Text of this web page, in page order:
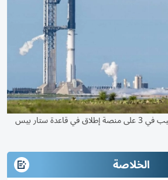
مركبة سبيس إكس ستار شيب في 3 على منصة إطلاق في قاعدة ستار بيس
الخلاصة